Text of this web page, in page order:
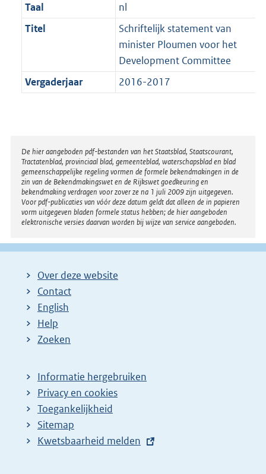
Taal
nl
Titel
Schriftelijk statement van
minister Ploumen voor het
Development Committee
Vergaderjaar
2016-2017
Disclaimer
De hier aangeboden pdf-bestanden van het Staatsblad, Staatscourant,
Tractatenblad, provinciaal blad, gemeenteblad, waterschapsblad en blad
gemeenschappelijke regeling vormen de formele bekendmakingen in de
zin van de Bekendmakingswet en de Rijkswet goedkeuring en
bekendmaking verdragen voor zover ze na 1 juli 2009 zijn uitgegeven.
Voor pdf-publicaties van vóór deze datum geldt dat alleen de in papieren
vorm uitgegeven bladen formele status hebben; de hier aangeboden
elektronische versies daarvan worden bij wijze van service aangeboden.
Over deze website
Contact
English
Help
Zoeken
Informatie hergebruiken
Privacy en cookies
Toegankelijkheid
Sitemap
E
Kwetsbaarheid melden